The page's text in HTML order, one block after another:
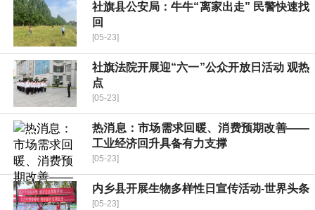
社旗县公安局：牛牛“离家出走” 民警快速找
回
[05-23]
社旗法院开展迎“六一”公众开放日活动 观热
点
[05-23]
热消息：市场需求回暖、消费预期改善——
工业经济回升具备有力支撑
[05-23]
内乡县开展生物多样性日宣传活动-世界头条
[05-23]